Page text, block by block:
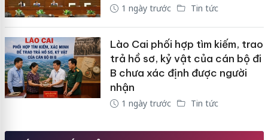
1 ngày trước Tin tức
Lào Cai phối hợp tìm kiếm, trao
trả hồ sơ, kỷ vật của cán bộ đi
B chưa xác định được người
nhận
1 ngày trước Tin tức